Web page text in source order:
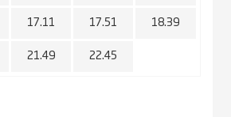
17.11 17.51 18.39
21.49 22.45